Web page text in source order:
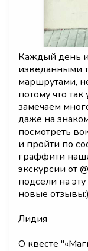
Каждый день
изведанными
маршрутами,
потому что
замечаем
даже на
посмотреть
и пройти по
граффити
экскурсии от
подсели на
новые отзывы:)
Лидия
О квесте "